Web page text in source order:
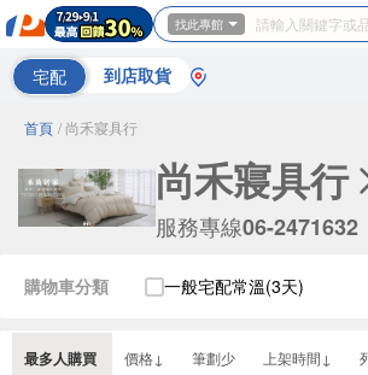
找此專館
宅配 到店取貨
首頁 / 尚禾寢具行
尚禾寢具行
服務專線06-2471632
最多人購買 價格↓ 筆劃少 上架時間↓
購物車分類 一般宅配常溫(3天)